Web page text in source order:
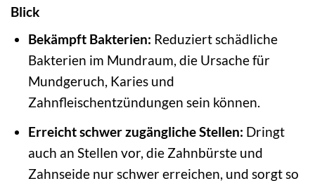
Blick
Bekämpft Bakterien: Reduziert schädliche
Bakterien im Mundraum, die Ursache für
Mundgeruch, Karies und
Zahnfleischentzündungen sein können.
Erreicht schwer zugängliche Stellen: Dringt
auch an Stellen vor, die Zahnbürste und
Zahnseide nur schwer erreichen, und sorgt so